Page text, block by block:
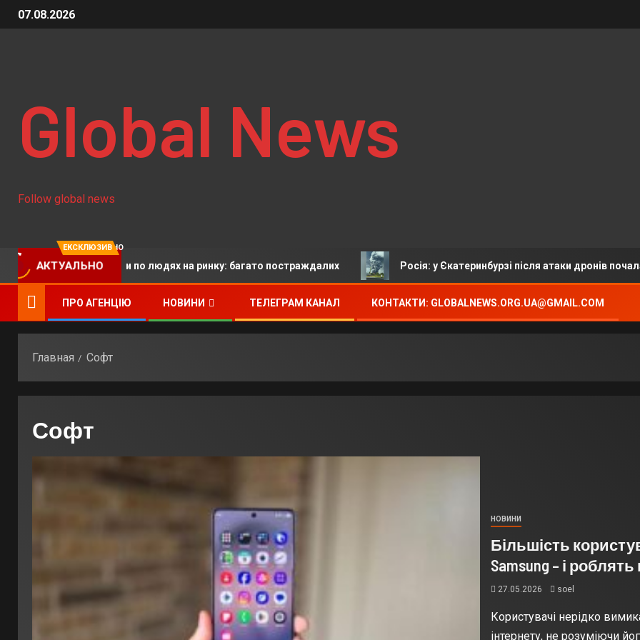
07.08.2026
Global News
Follow global news
ЕКСКЛЮЗИВНО
АКТУАЛЬНО
окупанти вдарили по людях на ринку: багато постраждалих Росія: у Єкатеринбурзі після атаки дронів
ПРО АГЕНЦІЮ НОВИНИ ТЕЛЕГРАМ КАНАЛ КОНТАКТИ: GLOBALNEWS.ORG.UA@GMAIL.COM
Главная Софт
Софт
НОВИНИ
Більшість
Samsung – і
27.05.2026 soel
Користувачі нерідко
інтернету, не розуміючи